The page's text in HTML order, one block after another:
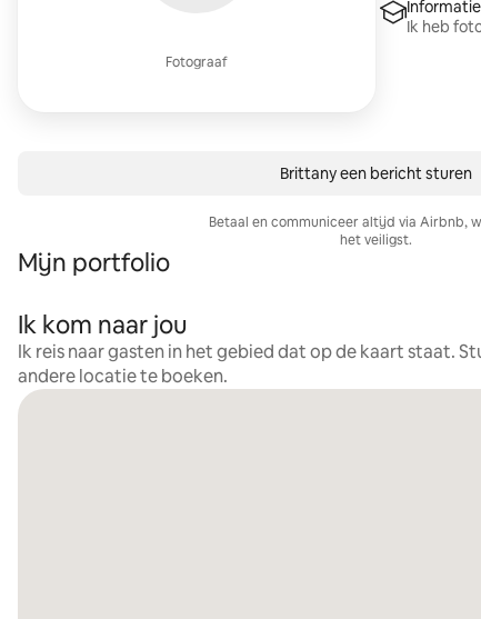
Fotograaf
Ik heb
Brittany een bericht sturen
Betaal en communiceer altijd via Airbnb,
het veiligst.
Mijn portfolio
Ik kom naar jou
Ik reis naar gasten in het gebied dat op de kaart staat.
andere locatie te boeken.